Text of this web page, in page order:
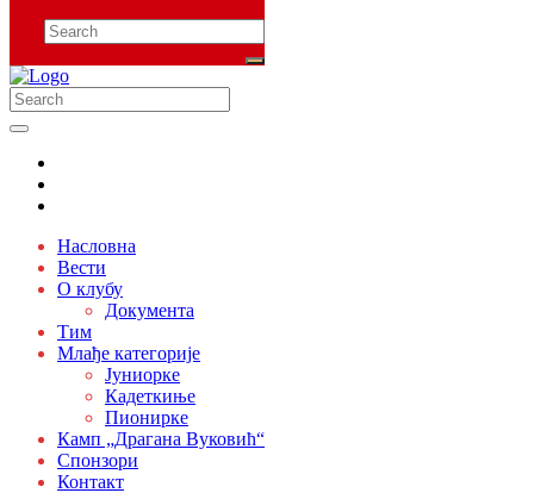
Насловна
Вести
О клубу
Документа
Тим
Млађе категорије
Јуниорке
Кадеткиње
Пионирке
Камп „Драгана Вуковић“
Спонзори
Контакт